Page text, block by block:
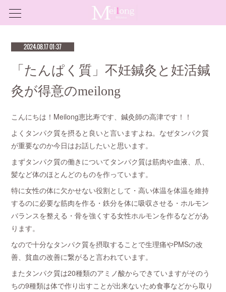
2024.08.17 01:37
「たんぱく質」不妊鍼灸と妊活鍼
灸が得意のmeilong
こんにちは！Meilong恵比寿です、鍼灸師の高津です！！
よくタンパク質を摂ると良いと言いますよね。なぜタンパク質
が重要なのか今日はお話したいと思います。
まずタンパク質の働きについてタンパク質は筋肉や血液、爪、
髪など体のほとんどのものを作っています。
特に女性の体に欠かせない役割として・高い体温を体温を維持
するのに必要な筋肉を作る・鉄分を体に吸収させる・ホルモン
バランスを整える・骨を強くする女性ホルモンを作るなどがあ
ります。
なので十分なタンパク質を摂取することで生理痛やPMSの改
善、貧血の改善に繋がると言われています。
またタンパク質は20種類のアミノ酸からできていますがそのう
ちの9種類は体で作り出すことが出来ないため食事などから取り